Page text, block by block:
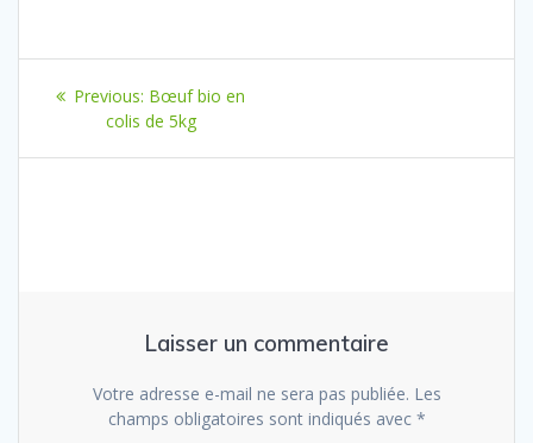
Navigation
Previous: Previous
post:
Bœuf bio en
colis de 5kg
Laisser un commentaire
Votre adresse e-mail ne sera pas publiée. Les
champs obligatoires sont indiqués avec *